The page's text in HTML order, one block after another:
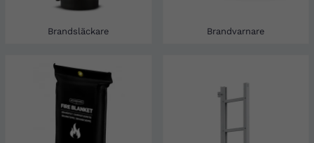
Brandsläckare Brandvarnare